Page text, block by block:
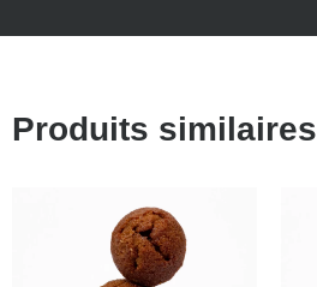
Produits similaires